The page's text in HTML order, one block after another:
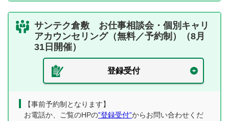
サンテク倉敷 お仕事相談会・個別キャリ
アカウンセリング（無料／予約制）（8月
31日開催）
登録受付
【事前予約制となります】
お電話か、ご覧のHPの”登録受付”からお問い合わせくだ